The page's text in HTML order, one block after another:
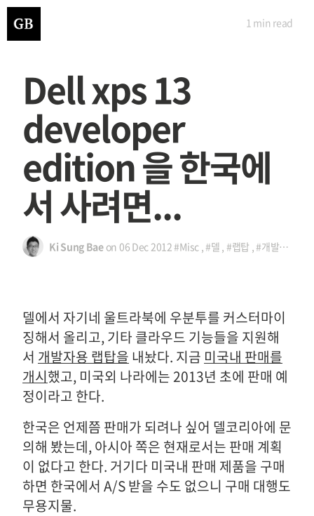
Dell xps 13
developer
edition 을 한국에
서 사려면...
Ki Sung Baeon 06 Dec 2012#Misc ,#델 , #랩탑 ,#개발자
1 min read
델에서 자기네 울트라북에 우분투를 커스터마이
징해서 올리고, 기타 클라우드 기능들을 지원해
서 개발자용 랩탑을 내놨다. 지금 미국내 판매를
개시했고, 미국외 나라에는 2013년 초에 판매 예
정이라고 한다.
한국은 언제쯤 판매가 되려나 싶어 델코리아에 문
의해 봤는데, 아시아 쪽은 현재로서는 판매 계획
이 없다고 한다. 거기다 미국내 판매 제품을 구매
하면 한국에서 A/S 받을 수도 없으니 구매 대행도
무용지물.